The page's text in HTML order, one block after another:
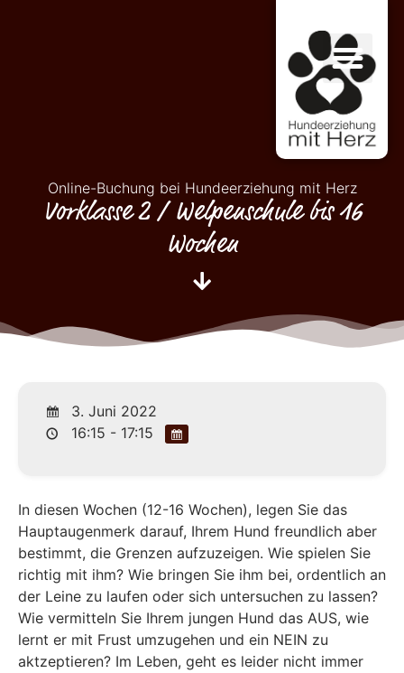
Online-Buchung bei Hundeerziehung mit Herz
Vorklasse 2 / Welpenschule bis 16
Wochen
3. Juni 2022
16:15 - 17:15
In diesen Wochen (12-16 Wochen), legen Sie das
Hauptaugenmerk darauf, Ihrem Hund freundlich aber
bestimmt, die Grenzen aufzuzeigen. Wie spielen Sie
richtig mit ihm? Wie bringen Sie ihm bei, ordentlich an
der Leine zu laufen oder sich untersuchen zu lassen?
Wie vermitteln Sie Ihrem jungen Hund das AUS, wie
lernt er mit Frust umzugehen und ein NEIN zu
aktzeptieren? Im Leben, geht es leider nicht immer